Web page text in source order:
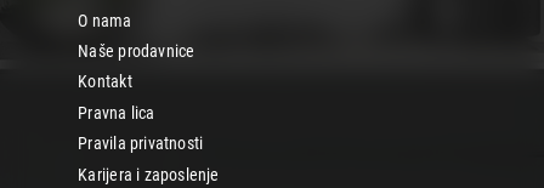
O nama
Naše prodavnice
Kontakt
Pravna lica
Pravila privatnosti
Karijera i zaposlenje